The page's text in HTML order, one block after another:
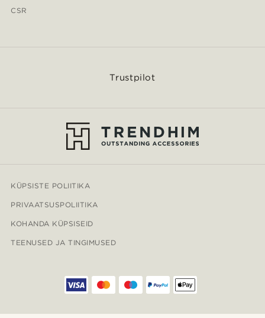
CSR
Trustpilot
KÜPSISTE POLIITIKA
PRIVAATSUSPOLIITIKA
KOHANDA KÜPSISEID
TEENUSED JA TINGIMUSED